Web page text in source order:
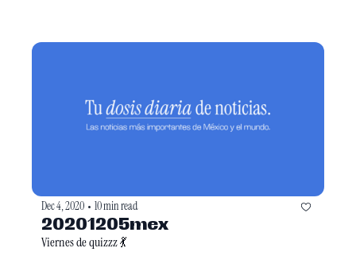
Dec 4, 2020 • 10 min read
20201205mex
Viernes de quizzz 💃